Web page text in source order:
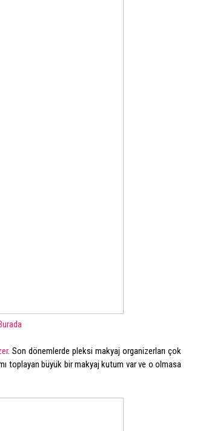
. Son dönemlerde pleksi makyaj organizerları çok
toplayan büyük bir makyaj kutum var ve o olmasa